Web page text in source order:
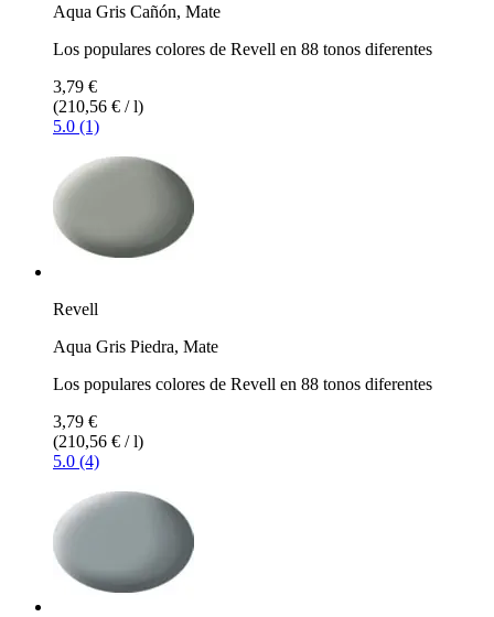
Aqua Gris Cañón, Mate
Los populares colores de Revell en 88 tonos diferentes
3,79 €
(210,56 € / l)
5.0 (1)
Revell
Aqua Gris Piedra, Mate
Los populares colores de Revell en 88 tonos diferentes
3,79 €
(210,56 € / l)
5.0 (4)